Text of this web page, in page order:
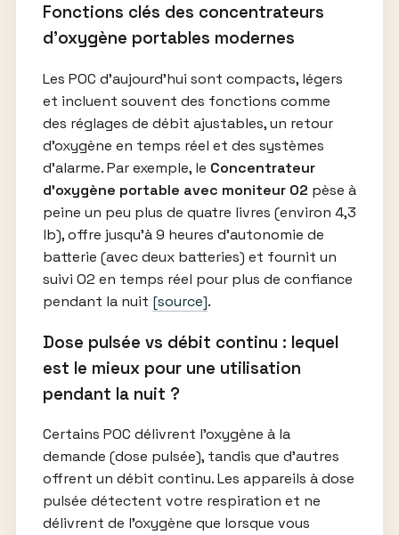
Fonctions clés des concentrateurs
d’oxygène portables modernes
Les POC d’aujourd’hui sont compacts, légers
et incluent souvent des fonctions comme
des réglages de débit ajustables, un retour
d’oxygène en temps réel et des systèmes
d’alarme. Par exemple, le Concentrateur
d’oxygène portable avec moniteur O2 pèse à
peine un peu plus de quatre livres (environ 4,3
lb), offre jusqu’à 9 heures d’autonomie de
batterie (avec deux batteries) et fournit un
suivi O2 en temps réel pour plus de confiance
pendant la nuit [source].
Dose pulsée vs débit continu : lequel
est le mieux pour une utilisation
pendant la nuit ?
Certains POC délivrent l’oxygène à la
demande (dose pulsée), tandis que d’autres
offrent un débit continu. Les appareils à dose
pulsée détectent votre respiration et ne
délivrent de l’oxygène que lorsque vous